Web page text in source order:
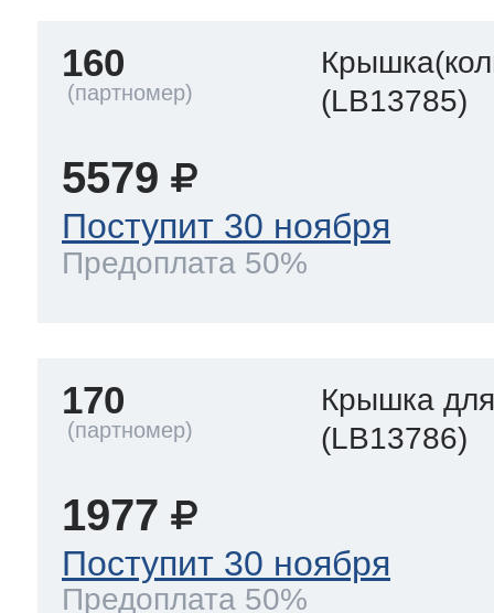
160
(LB13785)
5579
Поступит 30 ноября
Предоплата 50%
170
Крышка
(LB13786)
1977
Поступит 30 ноября
Предоплата 50%